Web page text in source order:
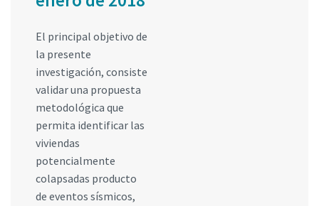
El principal objetivo de
la presente
investigación, consiste
validar una propuesta
metodológica que
permita identificar las
viviendas
potencialmente
colapsadas producto
de eventos sísmicos,